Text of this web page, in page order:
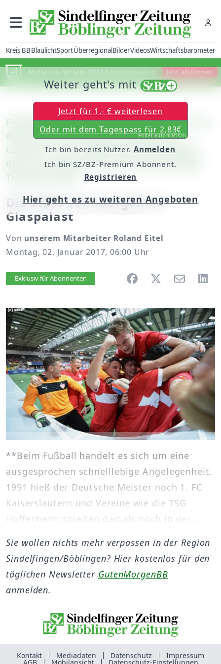
Kreis BBBlaulichtSportÜberregionalBilderVideosWirtschaftsbarometer
Machen Sie mit beim SZ/BZ-Bürgerbarometer! Jetzt abstimmen
Fußball: Der 27. Junior Cup besticht auch in
diesem Jahr dank Mannschaften wie
Leicester City, Schalke 04 und RB Leipzig
durch ein spannendes und hochklassiges
Teilnehmerfeld
Die Stars von morgen im
Glaspalast
Von unserem Mitarbeiter Roland Eitel
Montag, 02. Januar 2017, 06:00 Uhr
Artikel vorlesen
Exklusiv für Abonnenten
**Beim Fußball handelt es sich um eine
ausgesprochen schnelllebige Angelegenheit.
1991 hieß der Deutsche Meister noch 1. FC
Kaiserslautern und Vereine wie die TSG
Hoffenheim spielten damals noch in der ...
Weiter geht's mit
Jetzt für 1,- € weiterlesen
Oder mit dem Tagespass für 2,83€
endet automatisch
Ich bin bereits Nutzer. Anmelden
Ich bin SZ/BZ-Premium Abonnent.
Registrieren
Hier geht es zu weiteren Angeboten
Sie wollen nichts mehr verpassen in der Region
Sindelfingen/Böblingen? Hier kostenlos für den
täglichen Newsletter GutenMorgenBB
anmelden.
Kontakt Mediadaten Datenschutz Impressum